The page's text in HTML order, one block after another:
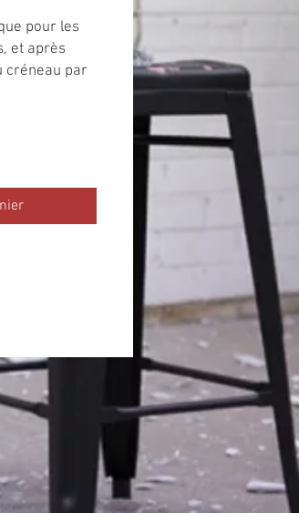
pour les
et après
créneau par